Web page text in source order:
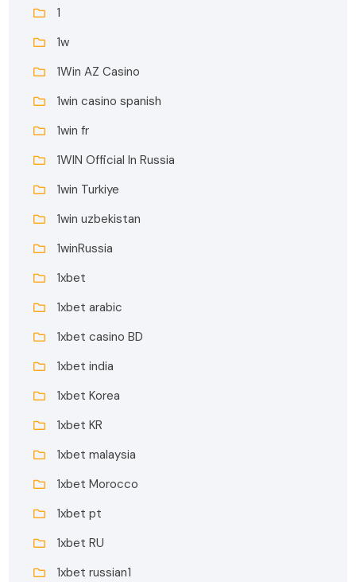
1
1w
1Win AZ Casino
1win casino spanish
1win fr
1WIN Official In Russia
1win Turkiye
1win uzbekistan
1winRussia
1xbet
1xbet arabic
1xbet casino BD
1xbet india
1xbet Korea
1xbet KR
1xbet malaysia
1xbet Morocco
1xbet pt
1xbet RU
1xbet russian1